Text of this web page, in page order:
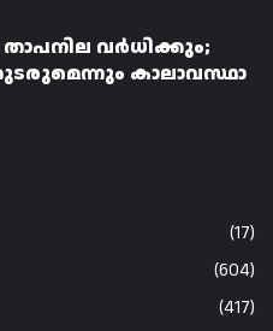
വർധിക്കും;
കാലാവസ്ഥാ
(17)
(604)
(417)